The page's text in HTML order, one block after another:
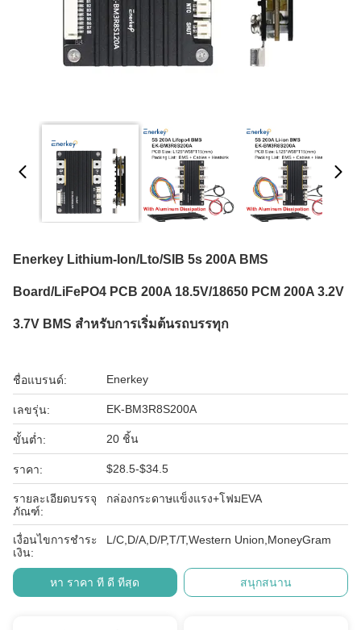
Enerkey Lithium-Ion/Lto/SIB 5s 200A BMS
Board/LiFePO4 PCB 200A 18.5V/18650 PCM 200A 3.2V
3.7V BMS สําหรับการเริ่มต้นรถบรรทุก
ชื่อแบรนด์: Enerkey
เลขรุ่น: EK-BM3R8S200A
ขั้นต่ำ: 20 ชิ้น
ราคา: $28.5-$34.5
รายละเอียดบรรจุ
ภัณฑ์:
กล่องกระดาษแข็งแรง+โฟมEVA
เงื่อนไขการชำระ
เงิน:
L/C,D/A,D/P,T/T,Western Union,MoneyGram
หา ราคา ที่ ดี ที่สุด สนุกสนาน